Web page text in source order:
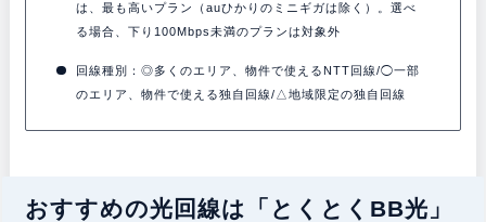
は、最も高いプラン（auひかりのミニギガは除く）。選べ
る場合、下り100Mbps未満のプランは対象外
回線種別：◎多くのエリア、物件で使えるNTT回線/◯一部
のエリア、物件で使える独自回線/△地域限定の独自回線
おすすめの光回線は「とくとくBB光」